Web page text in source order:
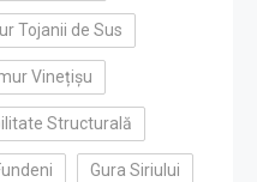
Tojanii de Sus
Vinețișu
Structurală
Gura Siriului